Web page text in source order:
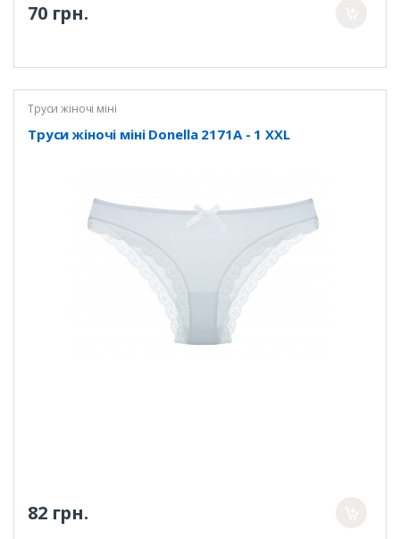
70 грн.
Труси жіночі міні
Труси жіночі міні Donella 2171A - 1 XXL
82 грн.